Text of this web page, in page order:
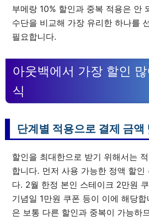
부메랑 10% 할인과 중복 적용은 안
수단을 비교해 가장 유리한 하나를
필요합니다.
아웃백에서 가장 할인
식
단계별 적용으로 결제 금액
할인을 최대한으로 받기 위해서는
합니다. 먼저 사용 가능한 정액 할인
다. 2월 한정 본인 스테이크 2만원
기념일 1만원 쿠폰 등이 이에 해당
은 보통 다른 할인과 중복이 가능하